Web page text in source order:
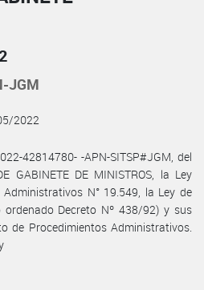
JGM
2022
42814780- -APN-SITSP#JGM, del
GABINETE DE MINISTROS, la Ley
N° 19.549, la Ley de
ordenado Decreto Nº 438/92) y sus
de Procedimientos Administrativos.